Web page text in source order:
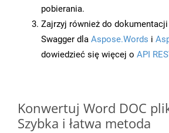
pobierania.
Zajrzyj również do
Swagger dla Aspose.Words i
dowiedzieć się więcej o API
Konwertuj Word DOC
Szybka i łatwa metoda